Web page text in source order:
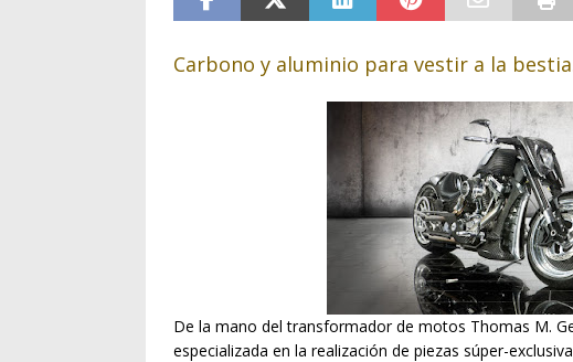
Carbono y aluminio para vestir a la
De la mano del transformador de motos Thomas M.
especializada en la realización de piezas súper-